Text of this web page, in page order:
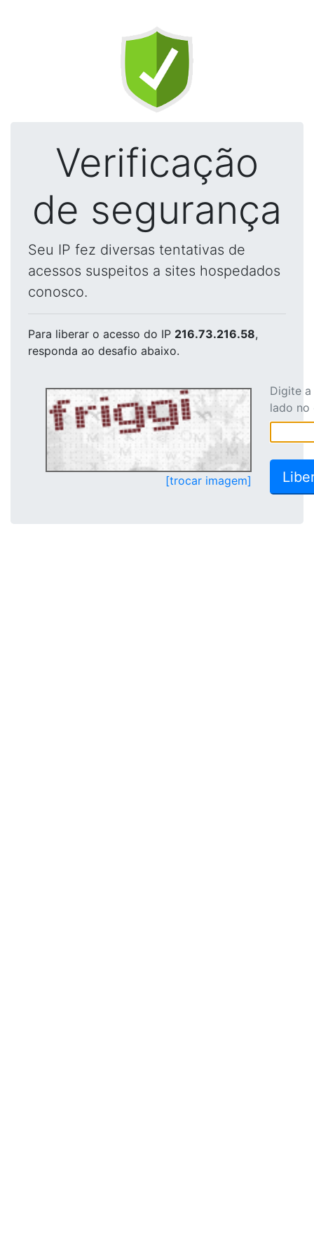
Verificação
de segurança
Seu IP fez diversas tentativas de
acessos suspeitos a sites hospedados
conosco.
Para liberar o acesso do IP 216.73.216.58,
responda ao desafio abaixo.
[trocar imagem]
Digite
lado no